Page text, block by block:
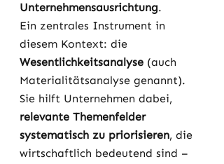
Unternehmensausrichtung.
Ein zentrales Instrument in
diesem Kontext: die
Wesentlichkeitsanalyse (auch
Materialitätsanalyse genannt).
Sie hilft Unternehmen dabei,
relevante Themenfelder
systematisch zu priorisieren, die
wirtschaftlich bedeutend sind –